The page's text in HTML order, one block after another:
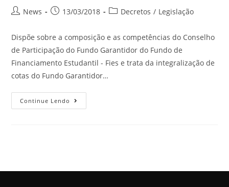
News 13/03/2018 Decretos / Legislação
Dispõe sobre a composição e as competências do Conselho
de Participação do Fundo Garantidor do Fundo de
Financiamento Estudantil - Fies e trata da integralização de
cotas do Fundo Garantidor…
Continue Lendo